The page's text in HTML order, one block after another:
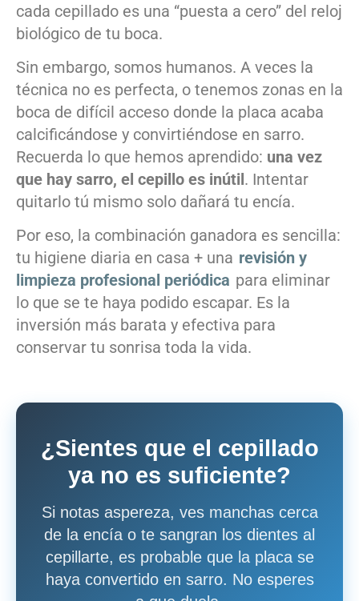
cada cepillado es una “puesta a cero” del reloj
biológico de tu boca.
Sin embargo, somos humanos. A veces la
técnica no es perfecta, o tenemos zonas en la
boca de difícil acceso donde la placa acaba
calcificándose y convirtiéndose en sarro.
Recuerda lo que hemos aprendido: una vez
que hay sarro, el cepillo es inútil. Intentar
quitarlo tú mismo solo dañará tu encía.
Por eso, la combinación ganadora es sencilla:
tu higiene diaria en casa + una revisión y
limpieza profesional periódica para eliminar
lo que se te haya podido escapar. Es la
inversión más barata y efectiva para
conservar tu sonrisa toda la vida.
¿Sientes que el cepillado
ya no es suficiente?
Si notas aspereza, ves manchas cerca
de la encía o te sangran los dientes al
cepillarte, es probable que la placa se
haya convertido en sarro. No esperes